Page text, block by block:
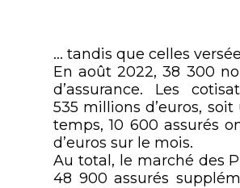
… tandis que celles
En août 2022, 38 300
d’assurance. Les
535 millions d’euros,
temps, 10 600 assurés
d’euros sur le mois.
Au total, le marché des
48 900 assurés